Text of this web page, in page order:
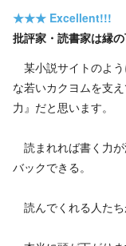
★★★ Excellent!!!
批評家・読書家は縁
某小説サイトのよ
な若いカクヨムを支
力』だと思います。
読まれれば書く力
バックできる。
読んでくれる人たち